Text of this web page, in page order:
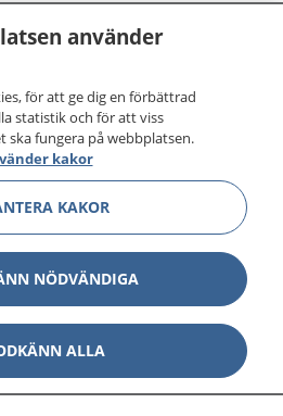
din hälsa och vård
hälsa och information om
du kan kontakta.
journal och göra dina
1177 för
runt.
vill må bättre.
använder
för att ge dig en förbättrad
statistik och för att viss
fungera på webbplatsen.
kakor
KAKOR
NÖDVÄNDIGA
ALLA